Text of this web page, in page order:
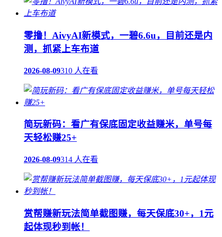
零撸！AivyAI新模式，一碧6.6u，目前还是内
测，抓紧上车布道
2026-08-09310 人在看
简玩新码：看广有保底固定收益赚米，单号每
天轻松赚25+
2026-08-09314 人在看
赏帮赚新玩法简单截图赚，每天保底30+，1元
起体现秒到帐！